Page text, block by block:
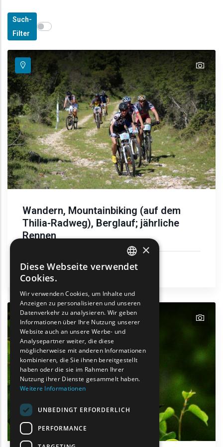
Such-
Filter
Show map on mouse hover
text
Wandern, Mountainbiking (auf dem
Thilia-Radweg), Berglauf; jährliche
Rennen
Aktivitaten & Sport
Gemeinde Xanthi
ENGLISH
FRENCH
BULGARIAN
ROMANIAN
TURKISH
×
Diese Webseite verwendet
Cookies.
Wir verwenden Cookies, um Inhalte und
Anzeigen zu personalisieren und unseren
Datenverkehr zu analysieren. Wir geben
Informationen über Ihre Nutzung unserer
Website auch an unsere Werbe- und
Analysepartner weiter, die diese
möglicherweise mit anderen Informationen
kombinieren, die Sie ihnen bereitgestellt
haben oder die sie im Rahmen Ihrer
Nutzung ihrer Dienste gesammelt haben.
Weitere Informationen
UNBEDINGT ERFORDERLICH
PERFORMANCE